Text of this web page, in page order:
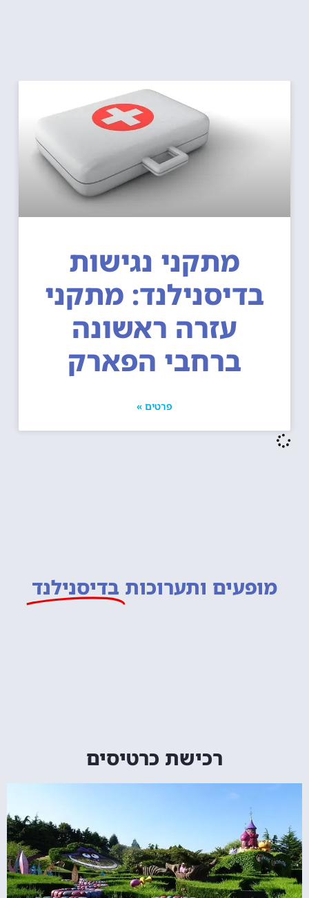
מתקני נגישות
בדיסנילנד: מתקני
עזרה ראשונה
ברחבי הפארק
פרטים »
מופעים ותערוכות בדיסנילנד
רכישת כרטיסים